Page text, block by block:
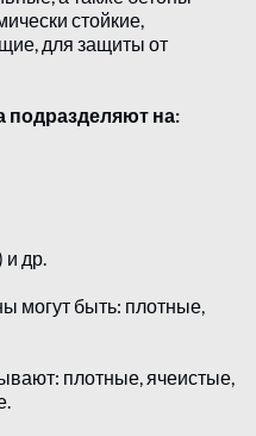
стойкие,
для защиты от
подразделяют на:
и др.
могут быть: плотные,
плотные, ячеистые,